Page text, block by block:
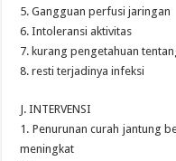
5. Gangguan perfusi jaringan
6. Intoleransi aktivitas
7. kurang pengetahuan
8. resti terjadinya infeksi
J. INTERVENSI
1. Penurunan curah jantung
meningkat